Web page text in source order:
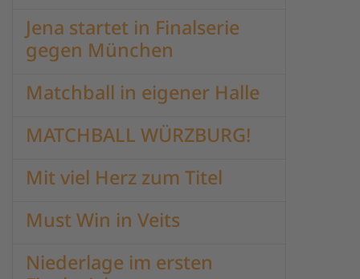
Jena startet in Finalserie
gegen München
Matchball in eigener Halle
MATCHBALL WÜRZBURG!
Mit viel Herz zum Titel
Must Win in Veits
Niederlage im ersten